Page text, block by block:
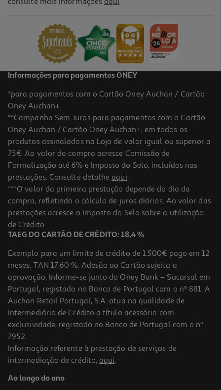
Informações para pagamentos ONEY
*para pagamentos com o Cartão Oney Auchan / Cartão
Oney Auchan+.
**Campanha Sem Juros para pagamentos com o Cartão
Oney Auchan / Cartão Oney Auchan+, em todos os
produtos assinalados na Loja de valor igual ou superior a
75€. Ao valor da compra acresce Comissão de
Formalização até 6% e Imposto do Selo, incluídos nas
prestações. Consulte detalhe aqui.
***O valor da primeira prestação depende do dia da
compra, refletindo o cálculo de juros diários. Ao valor das
prestações acresce o Imposto do Selo sobre a utilização
de Crédito.
TAEG DO CARTÃO DE CRÉDITO: 18,4 %
Exemplo para um limite de crédito de 1.500€ pago em 12
meses. TAN 17,60 %. Adesão ao Cartão sujeita a
aprovação. Informe-se junto do Oney Bank – Sucursal em
Portugal, registado no Banco de Portugal com o nº 881. A
Auchan Retail Portugal, S.A. atua na qualidade de
Intermediário de Crédito a título acessório com
exclusividade, registado no Banco de Portugal com o nº
7952.
Informação referente à prestação de serviços de
intermediação de crédito, aqui.
Ao longo do ano